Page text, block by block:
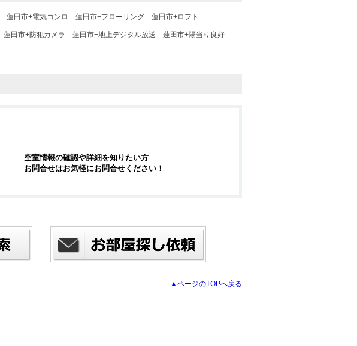
蓮田市+電気コンロ 蓮田市+フローリング 蓮田市+ロフト
蓮田市+防犯カメラ 蓮田市+地上デジタル放送 蓮田市+陽当り良好
空室情報の確認や詳細を知りたい方
お問合せはお気軽にお問合せください！
▲ページのTOPへ戻る